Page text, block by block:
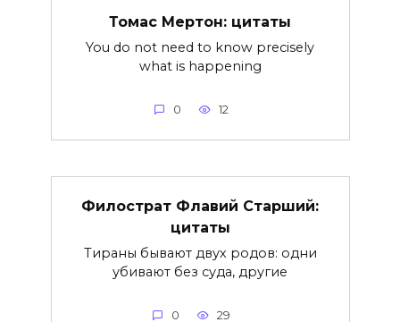
Томас Мертон: цитаты
You do not need to know precisely
what is happening
0 12
Филострат Флавий Старший:
цитаты
Тираны бывают двух родов: одни
убивают без суда, другие
0 29